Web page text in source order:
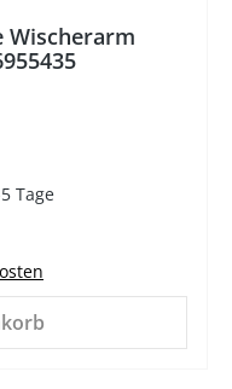
Wischerarm
Tage